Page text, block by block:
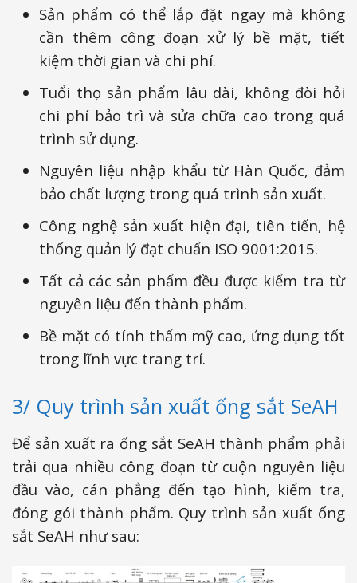
Sản phẩm có thể lắp đặt ngay mà không
cần thêm công đoạn xử lý bề mặt, tiết
kiệm thời gian và chi phí.
Tuổi thọ sản phẩm lâu dài, không đòi hỏi
chi phí bảo trì và sửa chữa cao trong quá
trình sử dụng.
Nguyên liệu nhập khẩu từ Hàn Quốc, đảm
bảo chất lượng trong quá trình sản xuất.
Công nghệ sản xuất hiện đại, tiên tiến, hệ
thống quản lý đạt chuẩn ISO 9001:2015.
Tất cả các sản phẩm đều được kiểm tra từ
nguyên liệu đến thành phẩm.
Bề mặt có tính thẩm mỹ cao, ứng dụng tốt
trong lĩnh vực trang trí.
3/ Quy trình sản xuất ống sắt SeAH
Để sản xuất ra ống sắt SeAH thành phẩm phải
trải qua nhiều công đoạn từ cuộn nguyên liệu
đầu vào, cán phẳng đến tạo hình, kiểm tra,
đóng gói thành phẩm. Quy trình sản xuất ống
sắt SeAH như sau: